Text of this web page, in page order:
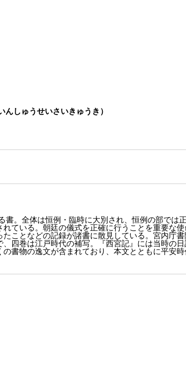
んしゅうせいさいきゅうき）
。全体は恒例・臨時に大別され、恒例の部では
ている。朝廷の儀式を正確に行うことを重要な
ことなどの記録が諸書に散見している。宮内庁
四巻は江戸時代の補写。『西宮記』には当時の
書物の逸文が含まれており、本文とともに平安時